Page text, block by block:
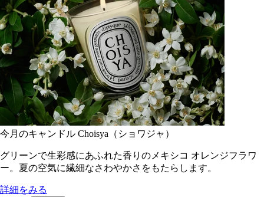
今月のキャンドル Choisya（ショワジャ）
グリーンで生彩感にあふれた香りのメキシコ オレンジフラワ
ー。夏の空気に繊細なさわやかさをもたらします。
詳細をみる